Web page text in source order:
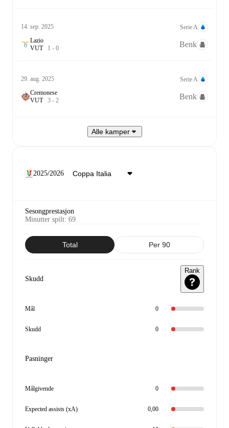
14. sep. 2025
Serie A
Lazio
VUT 1 - 0 Benk
29. aug. 2025
Serie A
Cremonese
VUT 3 - 2 Benk
Alle kamper
2025/2026
Sesongprestasjon
Minutter spilt: 69
Total Per 90
Skudd
Rank
Mål 0
Skudd 0
Pasninger
Målgivende 0
Expected assists (xA) 0,00